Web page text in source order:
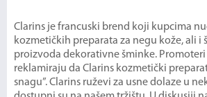
Clarins je francuski brend koji kupcima
kozmetičkih preparata za negu kože, ali i
proizvoda dekorativne šminke.
reklamiraju da Clarins kozmetički
snagu”. Clarins ruževi za usne dolaze u